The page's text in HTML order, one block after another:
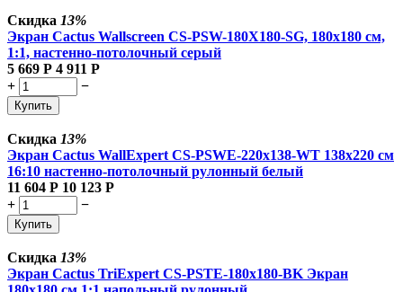
Скидка 13%
Экран Cactus Wallscreen CS-PSW-180X180-SG, 180х180 см,
1:1, настенно-потолочный серый
5 669 Р 4 911 Р
+
−
Купить
Скидка 13%
Экран Cactus WallExpert CS-PSWE-220x138-WT 138x220 см
16:10 настенно-потолочный рулонный белый
11 604 Р 10 123 Р
+
−
Купить
Скидка 13%
Экран Cactus TriExpert CS-PSTE-180x180-BK Экран